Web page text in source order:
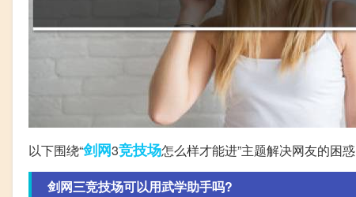
以下围绕“剑网3竞技场怎么样才能进”主题解决网友的困惑
剑网三竞技场可以用武学助手吗?